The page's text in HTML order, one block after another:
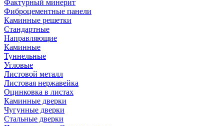
Фактурный минерит
Фиброцементные панели
Каминные решетки
Стандартные
Направляющие
Каминные
Туннельные
Угловые
Листовой металл
Листовая нержавейка
Оцинковка в листах
Каминные дверки
Чугунные дверки
Стальные дверки